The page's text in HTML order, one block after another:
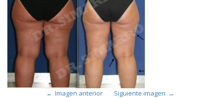
Imagen anterior Siguiente imagen